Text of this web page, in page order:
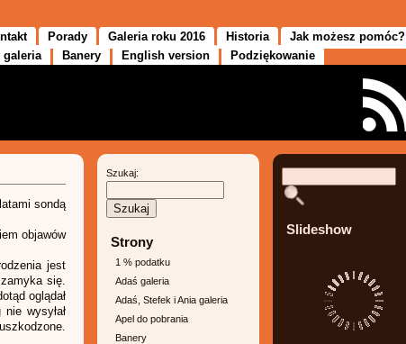
Porady Galeria roku 2016 Historia
Jak możesz pomóc?
galeria Banery English version Podziękowanie
sondą
objawów
jest
się.
oglądał
wysyłał
Szukaj:
Strony
1 % podatku
Adaś galeria
Adaś, Stefek i Ania galeria
Apel do pobrania
Banery
Slideshow